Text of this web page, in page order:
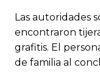
Las autoridades
encontraron
grafitis. El
de familia al